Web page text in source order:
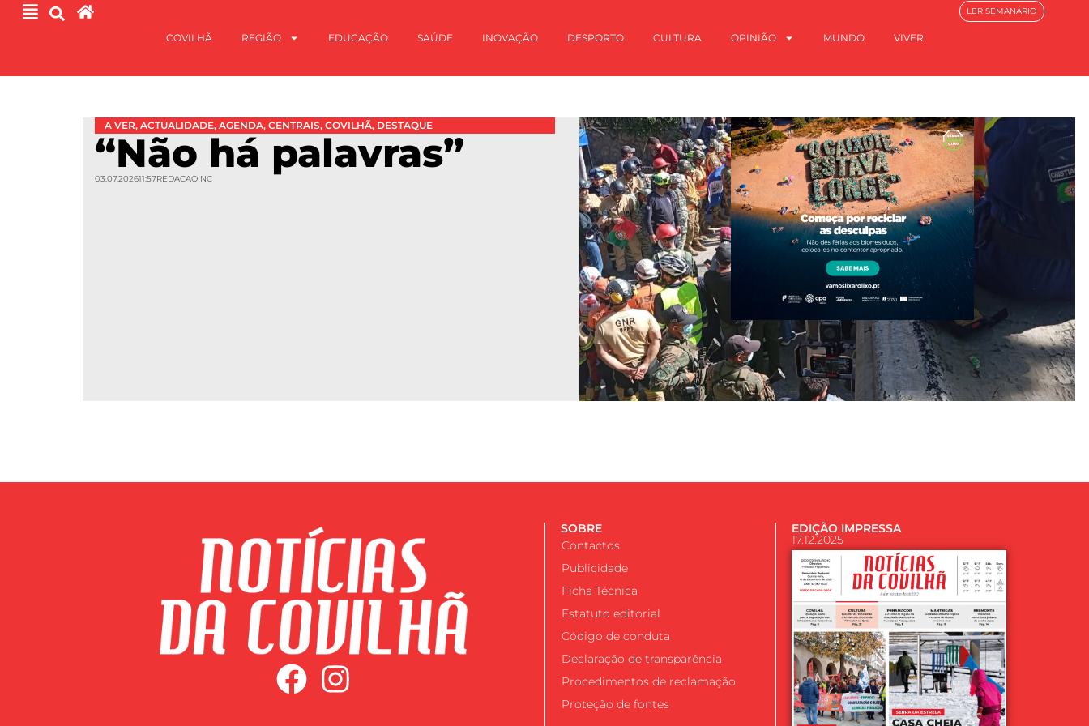
COVILHÃ REGIÃO EDUCAÇÃO SAÚDE INOVAÇÃO DESPORTO CULTURA OPINIÃO MUNDO VIVER
LER SEMANÁRIO
A VER, ACTUALIDADE, AGENDA, CENTRAIS, COVILHÃ, DESTAQUE
“Não há palavras”
03.07.202611:57REDACAO NC
SOBRE
Contactos
Publicidade
Ficha Técnica
Estatuto editorial
Código de conduta
Declaração de transparência
Procedimentos de reclamação
Proteção de fontes
EDIÇÃO IMPRESSA
17.12.2025